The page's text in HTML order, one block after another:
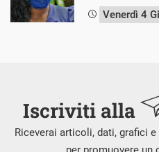
Venerdì 4
Iscriviti alla
Riceverai articoli, dati, grafici